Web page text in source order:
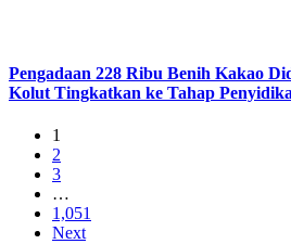
Pengadaan 228 Ribu Benih Kakao
Kolut Tingkatkan ke Tahap
1
2
3
…
1,051
Next